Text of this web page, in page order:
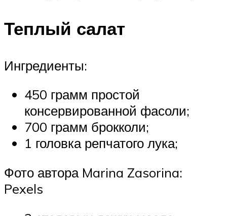
Теплый салат
Ингредиенты:
450 грамм простой
консервированной фасоли;
700 грамм брокколи;
1 головка репчатого лука;
Фото автора Marina Zasorina:
Pexels